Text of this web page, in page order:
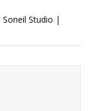
Soneil Studio |